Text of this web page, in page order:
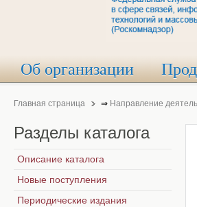
Об организации
Главная страница ⇒ Направление
Разделы каталога
Описание каталога
Новые поступления
Периодические издания